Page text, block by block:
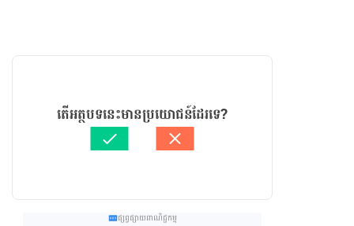
តើអត្ថបទនេះមានប្រយោជន៍ដែរទេ?
ផ្សព្វផ្សាយពាណិជ្ជកម្ម